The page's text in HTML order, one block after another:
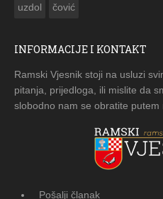
uzdol čović
INFORMACIJE I KONTAKT
Ramski Vjesnik stoji na usluzi
pitanja, prijedloga, ili mislite da
slobodno nam se obratite putem
Pošalji članak